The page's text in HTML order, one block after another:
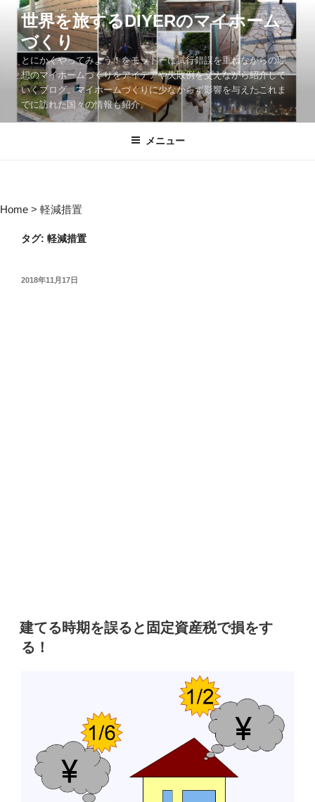
キ
世界を旅するDIYERのマイホーム
づくり
とにかくやってみよう！をモットーに試行錯誤を重ねながらの理
想のマイホームづくりをアイデアや失敗例を交えながら紹介して
いくブログ。マイホームづくりに少なからず影響を与えたこれま
でに訪れた国々の情報も紹介。
メニュー
Home > 軽減措置
タグ: 軽減措置
投
2018年11月17日
建てる時期を誤ると固定資産税で損をす
る！